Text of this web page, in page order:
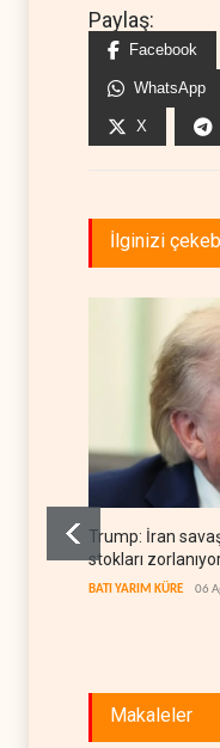
Paylaş:
Facebook
WhatsApp
X
İlginizi
Trump: İran
stokları
BATI YARIM KÜRE 06
Makaleler